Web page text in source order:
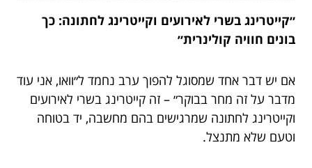
״קייטרינג בשרי לאירועים וקייטרינג לחתונה: כך
בונים חוויה קולינרית״
אם יש דבר אחד שמסוגל להפוך ערב נחמד ל״וואו, אני עוד
מדבר על זה מחר בבוקר״ – זה קייטרינג בשרי לאירועים
וקייטרינג לחתונה שמרגישים בהם מחשבה, יד בטוחה
וטעם שלא מתנצל.